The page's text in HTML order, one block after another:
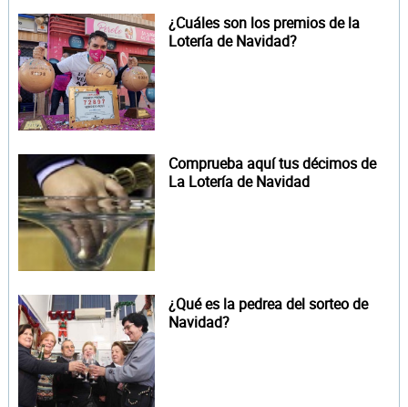
¿Cuáles son los premios de la
Lotería de Navidad?
Comprueba aquí tus décimos de
La Lotería de Navidad
¿Qué es la pedrea del sorteo de
Navidad?